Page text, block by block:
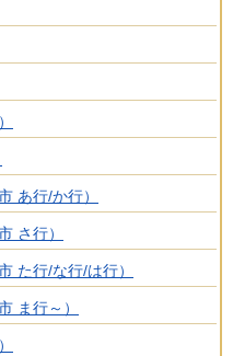
あ行/か行）
さ行）
た行/な行/は行）
ま行～）